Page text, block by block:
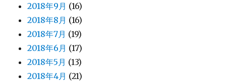
2018年9月 (16)
2018年8月 (16)
2018年7月 (19)
2018年6月 (17)
2018年5月 (13)
2018年4月 (21)